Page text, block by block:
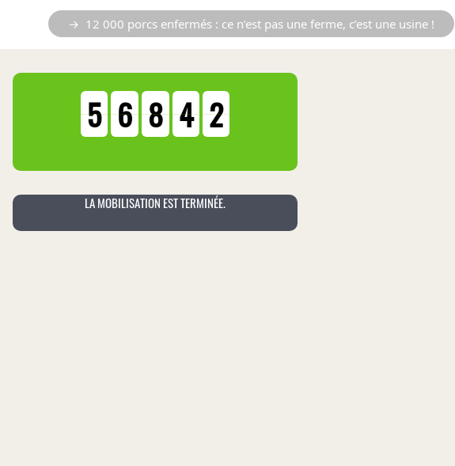
→ 12 000 porcs enfermés : ce n’est pas une ferme, c’est une usine !
5 6 8 4 2
LA MOBILISATION EST TERMINÉE.